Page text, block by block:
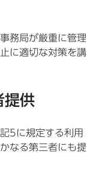
務局が厳重に管理
に適切な対策を講
供
5に規定する利用
なる第三者にも提